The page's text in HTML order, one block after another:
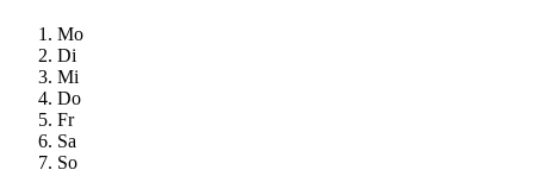
Mo
Di
Mi
Do
Fr
Sa
So